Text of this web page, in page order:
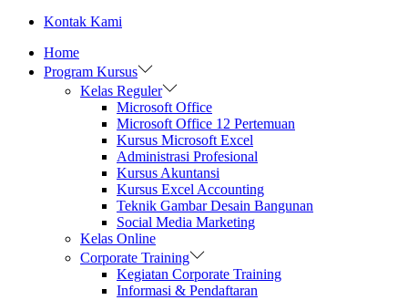
Kontak Kami
Home
Program Kursus
Kelas Reguler
Microsoft Office
Microsoft Office 12 Pertemuan
Kursus Microsoft Excel
Administrasi Profesional
Kursus Akuntansi
Kursus Excel Accounting
Teknik Gambar Desain Bangunan
Social Media Marketing
Kelas Online
Corporate Training
Kegiatan Corporate Training
Informasi & Pendaftaran